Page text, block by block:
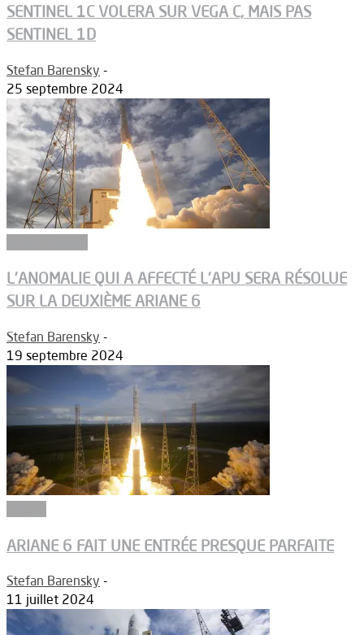
SENTINEL 1C VOLERA SUR VEGA C, MAIS PAS
SENTINEL 1D
Stefan Barensky -
25 septembre 2024
L’ANOMALIE QUI A AFFECTÉ L’APU SERA RÉSOLUE
SUR LA DEUXIÈME ARIANE 6
Stefan Barensky -
19 septembre 2024
ARIANE 6 FAIT UNE ENTRÉE PRESQUE PARFAITE
Stefan Barensky -
11 juillet 2024